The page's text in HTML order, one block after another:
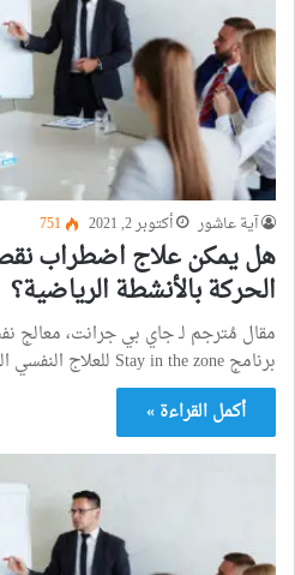
آية عاشور أكتوبر 2, 2021 751
هل يمكن علاج اضطراب
الحركة بالأنشطة الرياضية؟
مقال مُترجم لـ جاي بي جرانت،
برنامج Stay in the zone للعلاج النفسي الرياضي للرياضيين. أصبح عدد…
أكمل القراءة »